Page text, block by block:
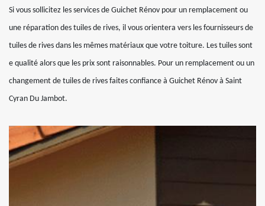
Si vous sollicitez les services de Guichet Rénov pour un remplacement ou
une réparation des tuiles de rives, il vous orientera vers les fournisseurs de
tuiles de rives dans les mêmes matériaux que votre toiture. Les tuiles sont
e qualité alors que les prix sont raisonnables. Pour un remplacement ou un
changement de tuiles de rives faites confiance à Guichet Rénov à Saint
Cyran Du Jambot.